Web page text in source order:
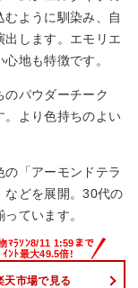
ように馴染み、自
出します。エモリエ
地も特徴です。
パウダーチーク
。より色持ちのよい
「アーモンドテラ
などを展開。30代の
ています。
天市場で見る